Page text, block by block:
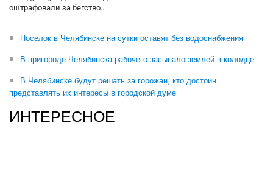
оштрафовали за бегство...
Поселок в Челябинске на сутки оставят без водоснабжения
В пригороде Челябинска рабочего засыпало землей в колодце
В Челябинске будут решать за горожан, кто достоин
представлять их интересы в городской думе
ИНТЕРЕСНОЕ